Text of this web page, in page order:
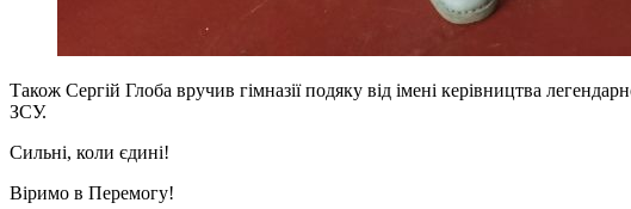
Також Сергій Глоба вручив гімназії подяку від імені керівництва
ЗСУ.
Сильні, коли єдині!
Віримо в Перемогу!